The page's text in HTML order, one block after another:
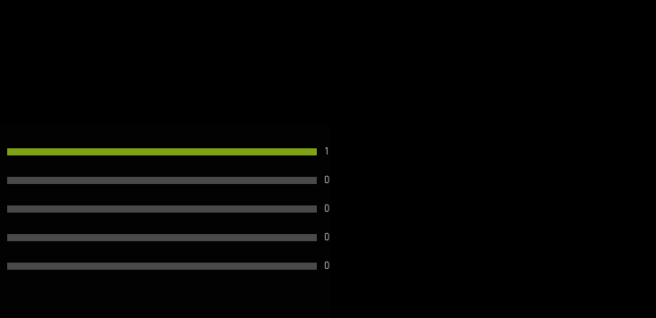
1
0
0
0
0